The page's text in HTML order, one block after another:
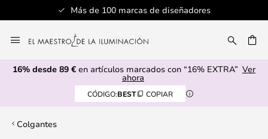
Más de 100 marcas de diseñadores
al
contenido
16% desde 89 € en artículos marcados con “16% EXTRA” Ver
ahora
CÓDIGO:BEST COPIAR
Colgantes